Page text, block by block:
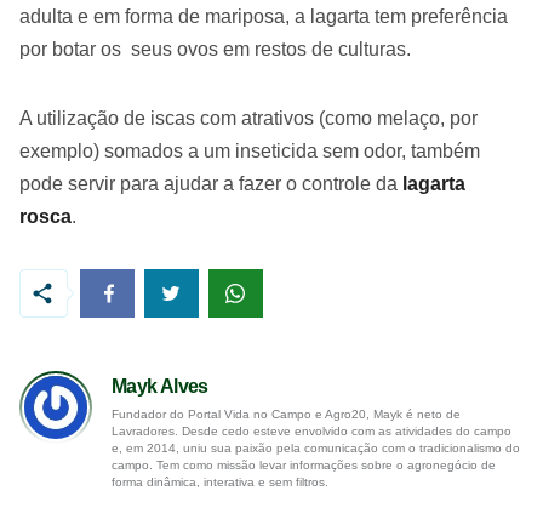
adulta e em forma de mariposa, a lagarta tem preferência
por botar os seus ovos em restos de culturas.
A utilização de iscas com atrativos (como melaço, por
exemplo) somados a um inseticida sem odor, também
pode servir para ajudar a fazer o controle da lagarta
rosca.
Mayk Alves
Fundador do Portal Vida no Campo e Agro20, Mayk é neto de
Lavradores. Desde cedo esteve envolvido com as atividades do campo
e, em 2014, uniu sua paixão pela comunicação com o tradicionalismo do
campo. Tem como missão levar informações sobre o agronegócio de
forma dinâmica, interativa e sem filtros.